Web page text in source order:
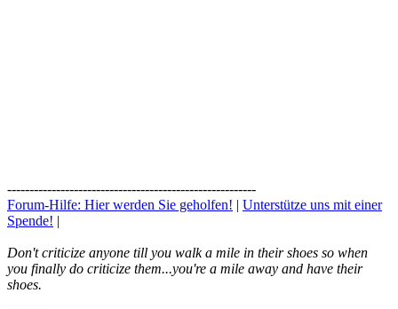
--------------------------------------------------------
Forum-Hilfe: Hier werden Sie geholfen!
Unterstütze uns mit einer
Spende!
Don't criticize anyone till you walk a mile in their shoes so when
you finally do criticize them...you're a mile away and have their
shoes.